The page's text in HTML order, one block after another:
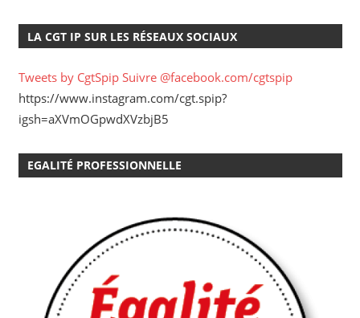
LA CGT IP SUR LES RÉSEAUX SOCIAUX
Tweets by CgtSpip Suivre @facebook.com/cgtspip
https://www.instagram.com/cgt.spip?
igsh=aXVmOGpwdXVzbjB5
EGALITÉ PROFESSIONNELLE